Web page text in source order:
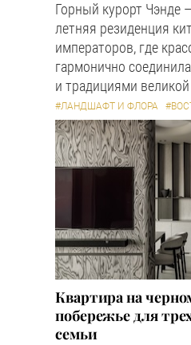
Горный курорт Чэнде
летняя резиденция
императоров, где
гармонично
и традициями
#ЛАНДШАФТ И ФЛОРА
Квартира на
побережье для
семьи